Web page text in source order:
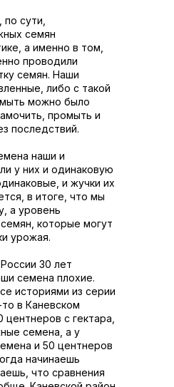
сути,
семян
а именно в том,
проводили
семян. Наши
либо с такой
можно было
промыть и
последствий.
наши и
у них и одинаковую
и жучки их
в итоге, что мы
а уровень
которые могут
урожая.
30 лет
семена плохие.
историями из серии
в Каневском
с гектара,
семена, а у
и 50 центнеров
начинаешь
что сравнения